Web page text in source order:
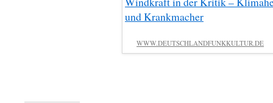
und Krankmacher
WWW.DEUTSCHLANDFUNKKULTUR.DE